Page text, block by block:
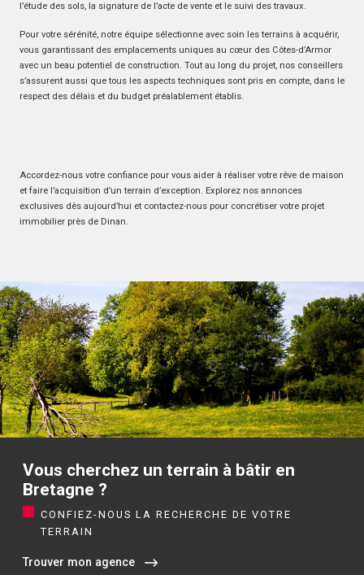
l’étude des sols, la signature de l’acte de vente et le suivi des travaux.
Pour votre sérénité, notre équipe sélectionne avec soin les terrains à acquérir,
vous garantissant des emplacements uniques au cœur des Côtes-d’Armor
avec un beau potentiel de construction. Tout au long du projet, nos conseillers
s’assurent aussi que tous les aspects techniques sont pris en compte, dans le
respect des délais et du budget préalablement établis.
Accordez-nous votre confiance pour vous aider à réaliser votre rêve de maison
et faire l’acquisition d’un terrain d’exception. Explorez nos annonces
exclusives dès aujourd’hui et contactez-nous pour concrétiser votre projet
immobilier près de Dinan.
Vous cherchez un terrain à bâtir en
Bretagne ?
CONFIEZ-NOUS LA RECHERCHE DE VOTRE
TERRAIN
Trouver mon agence